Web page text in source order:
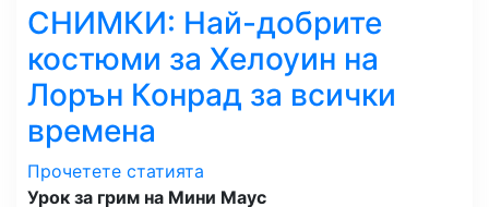
СНИМКИ: Най-добрите
костюми за Хелоуин на
Лорън Конрад за всички
времена
Прочетете статията
Урок за грим на Мини Маус